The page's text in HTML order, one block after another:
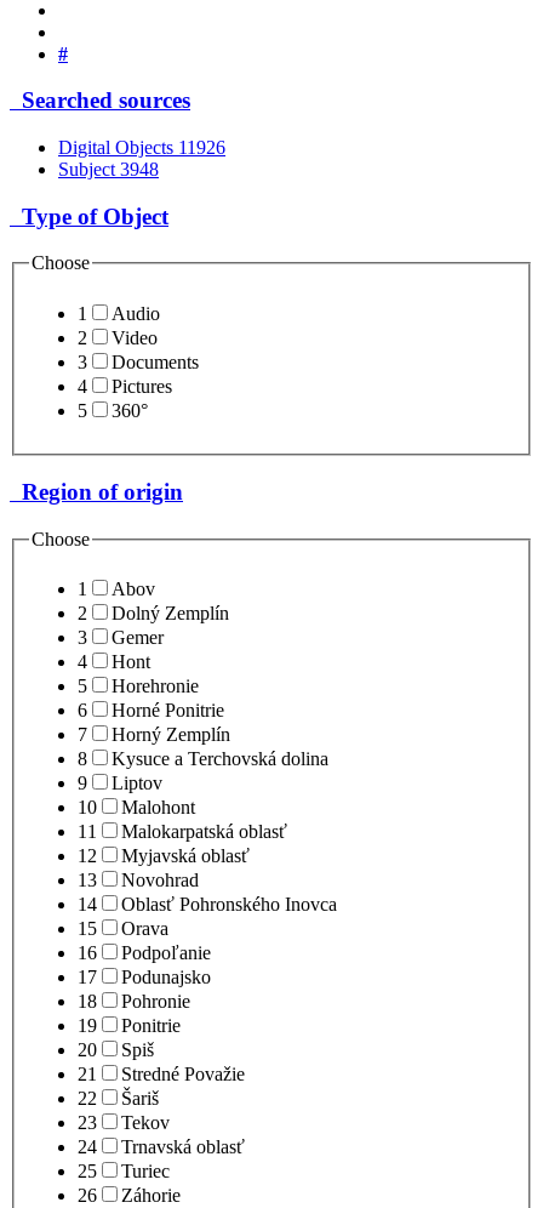
#
Searched sources
Digital Objects 11926
Subject 3948
Type of Object
Choose
1
Audio
2
Video
3
Documents
4
Pictures
5
360°
Region of origin
Choose
1
Abov
2
Dolný Zemplín
3
Gemer
4
Hont
5
Horehronie
6
Horné Ponitrie
7
Horný Zemplín
8
Kysuce a Terchovská dolina
9
Liptov
10
Malohont
11
Malokarpatská oblasť
12
Myjavská oblasť
13
Novohrad
14
Oblasť Pohronského Inovca
15
Orava
16
Podpoľanie
17
Podunajsko
18
Pohronie
19
Ponitrie
20
Spiš
21
Stredné Považie
22
Šariš
23
Tekov
24
Trnavská oblasť
25
Turiec
26
Záhorie